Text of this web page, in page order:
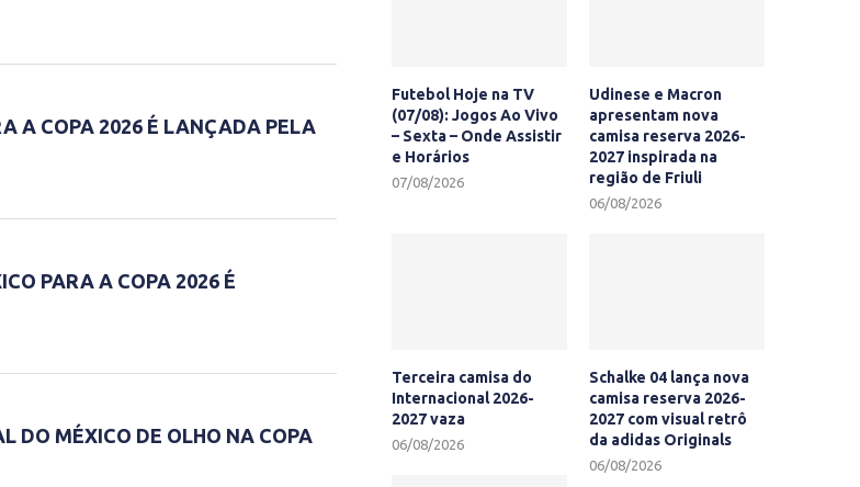
A COPA 2026 É LANÇADA PELA
PARA A COPA 2026 É
DO MÉXICO DE OLHO NA COPA
Futebol Hoje na TV
(07/08): Jogos Ao Vivo
– Sexta – Onde Assistir
e Horários
07/08/2026
Udinese e Macron
apresentam nova
camisa reserva 2026-
2027 inspirada na
região de Friuli
06/08/2026
Terceira camisa do
Internacional 2026-
2027 vaza
06/08/2026
Schalke 04 lança nova
camisa reserva 2026-
2027 com visual retrô
da adidas Originals
06/08/2026